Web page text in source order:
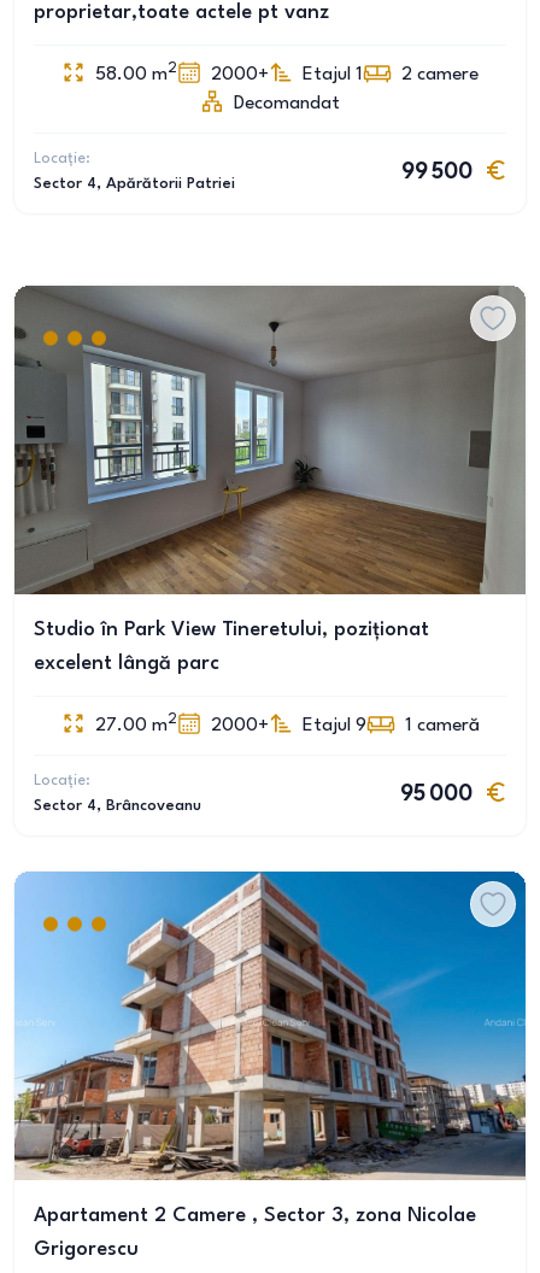
proprietar,toate actele pt vanz
58.00 m2 2000+ Etajul 1 2 camere
Decomandat
Locație:
Sector 4, Apărătorii Patriei
99 500
Studio în Park View Tineretului, poziționat
excelent lângă parc
27.00 m2 2000+ Etajul 9 1 cameră
Locație:
Sector 4, Brâncoveanu
95 000
Apartament 2 Camere , Sector 3, zona Nicolae
Grigorescu